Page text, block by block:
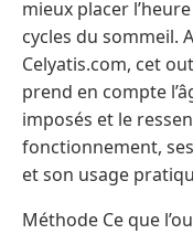
mieux placer
cycles du sommeil.
Celyatis.com, cet
prend en compte
imposés et le
fonctionnement,
et son usage
Méthode Ce que